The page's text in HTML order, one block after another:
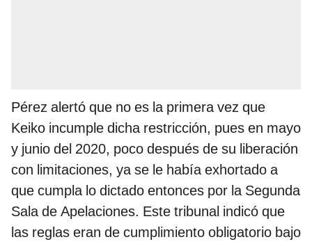
Pérez alertó que no es la primera vez que
Keiko incumple dicha restricción, pues en mayo
y junio del 2020, poco después de su liberación
con limitaciones, ya se le había exhortado a
que cumpla lo dictado entonces por la Segunda
Sala de Apelaciones. Este tribunal indicó que
las reglas eran de cumplimiento obligatorio bajo